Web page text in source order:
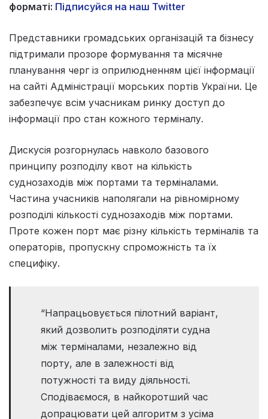
форматі: Підписуйся на наш Twitter
Представники громадських організацій та бізнесу
підтримали прозоре формування та місячне
планування черг із оприлюдненням цієї інформації
на сайті Адміністрації морських портів України. Це
забезпечує всім учасникам ринку доступ до
інформації про стан кожного терміналу.
Дискусія розгорнулась навколо базового
принципу розподілу квот на кількість
суднозаходів між портами та терміналами.
Частина учасників наполягали на рівномірному
розподілі кількості суднозаходів між портами.
Проте кожен порт має різну кількість терміналів та
операторів, пропускну спроможність та їх
специфіку.
“Напрацьовується пілотний варіант,
який дозволить розподіляти судна
між терміналами, незалежно від
порту, але в залежності від
потужності та виду діяльності.
Сподіваємося, в найкоротший час
допрацювати цей алгоритм з усіма